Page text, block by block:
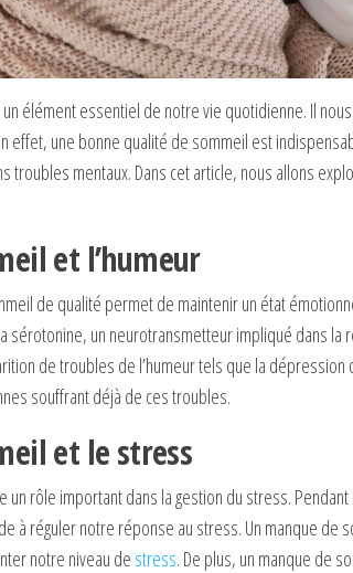
élément essentiel de notre vie quotidienne. Il
effet, une bonne qualité de sommeil est
troubles mentaux. Dans cet article, nous allons
et l’humeur
de qualité permet de maintenir un état
sérotonine, un neurotransmetteur impliqué dans la
de troubles de l’humeur tels que la
souffrant déjà de ces troubles.
et le stress
un rôle important dans la gestion du stress.
à réguler notre réponse au stress. Un manque de
notre niveau de stress. De plus, un manque de